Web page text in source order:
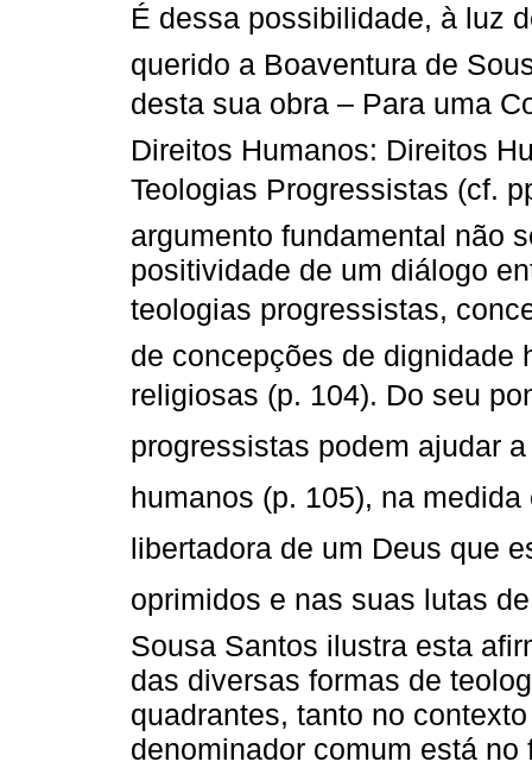
É dessa possibilidade, à luz
querido a Boaventura de
desta sua obra – Para uma
Direitos Humanos: Direitos
Teologias Progressistas (cf.
argumento fundamental não
positividade de um diálogo
teologias progressistas,
de concepções de dignidade
religiosas (p. 104). Do seu
progressistas podem ajudar
humanos (p. 105), na
libertadora de um Deus que
oprimidos e nas suas lutas
Sousa Santos ilustra esta
das diversas formas de
quadrantes, tanto no
denominador comum está